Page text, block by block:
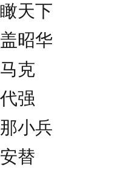
瞰天下
盖昭华
马克
代强
那小兵
安替